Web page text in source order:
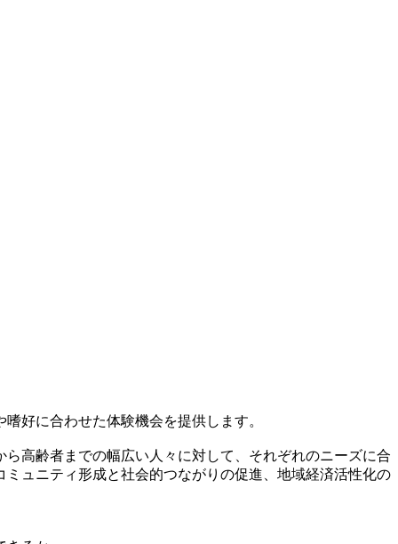
好に合わせた体験機会を提供します。
高齢者までの幅広い人々に対して、それぞれのニーズに合
ュニティ形成と社会的つながりの促進、地域経済活性化の